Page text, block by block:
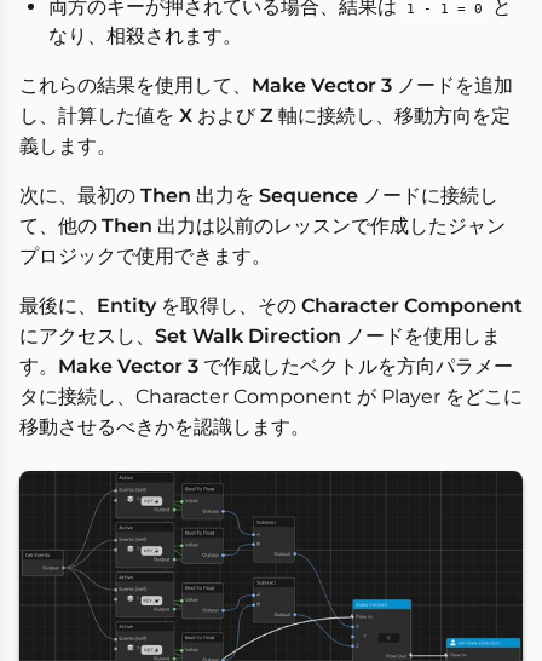
両方のキーが押されている場合、結果は
1 - 1 = 0
と
なり、相殺されます。
これらの結果を使用して、 Make Vector 3 ノードを追加
し、計算した値を X およびZ 軸に接続し、移動方向を定
義します。
次に、最初の Then 出力を Sequence ノードに接続し
て、他の Then 出力は以前のレッスンで作成したジャン
プロジックで使用できます。
最後に、 Entityを取得し、その Character Component
にアクセスし、 Set Walk Direction ノードを使用しま
す。 Make Vector 3 で作成したベクトルを方向パラメー
タに接続し、Character Component が Player をどこに
移動させるべきかを認識します。